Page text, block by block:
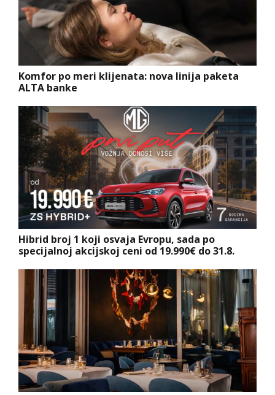
Komfor po meri klijenata: nova linija paketa
ALTA banke
Hibrid broj 1 koji osvaja Evropu, sada po
specijalnoj akcijskoj ceni od 19.990€ do 31.8.